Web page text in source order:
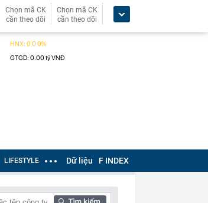
Chọn mã CK
cần theo dõi
Chọn mã CK
cần theo dõi
LIFESTYLE Dữ liệu F INDEX